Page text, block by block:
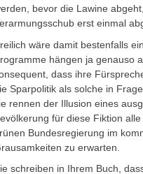
bevor die Lawine
erst einmal
wäre damit bestenfalls
hängen ja genauso
dass ihre
Sparpolitik als solche in
rennen der Illusion eines
für diese Fiktion
Bundesregierung im
zu erwarten.
schreiben in Ihrem Buch,